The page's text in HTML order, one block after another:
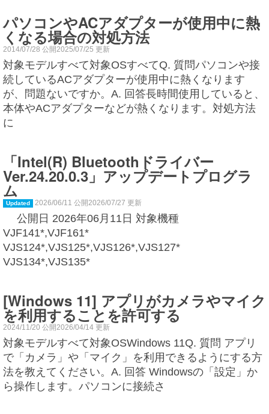
パソコンやACアダプターが使用中に熱
くなる場合の対処方法
2014/07/28 公開2025/07/25 更新
対象モデルすべて対象OSすべてQ. 質問パソコンや接
続しているACアダプターが使用中に熱くなります
が、問題ないですか。A. 回答長時間使用していると、
本体やACアダプターなどが熱くなります。対処方法
に
「Intel(R) Bluetoothドライバー
Ver.24.20.0.3」アップデートプログラ
ム
Updated 2026/06/11 公開2026/07/27 更新
公開日 2026年06月11日 対象機種
VJF141*,VJF161*
VJS124*,VJS125*,VJS126*,VJS127*
VJS134*,VJS135*
[Windows 11] アプリがカメラやマイク
を利用することを許可する
2024/11/20 公開2026/04/14 更新
対象モデルすべて対象OSWindows 11Q. 質問 アプリ
で「カメラ」や「マイク」を利用できるようにする方
法を教えてください。A. 回答 Windowsの「設定」か
ら操作します。パソコンに接続さ